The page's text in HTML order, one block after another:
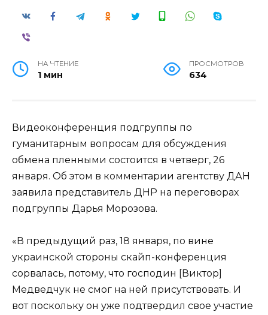
НА ЧТЕНИЕ
1 мин
ПРОСМОТРОВ
634
Видеоконференция подгруппы по
гуманитарным вопросам для обсуждения
обмена пленными состоится в четверг, 26
января. Об этом в комментарии агентству ДАН
заявила представитель ДНР на переговорах
подгруппы Дарья Морозова.
«В предыдущий раз, 18 января, по вине
украинской стороны скайп-конференция
сорвалась, потому, что господин [Виктор]
Медведчук не смог на ней присутствовать. И
вот поскольку он уже подтвердил свое участие